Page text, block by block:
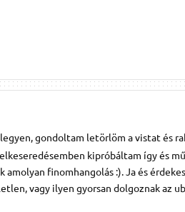
gondoltam letörlöm a vistat és
kipróbáltam így és
finomhangolás :). Ja és
vagy ilyen gyorsan dolgoznak az